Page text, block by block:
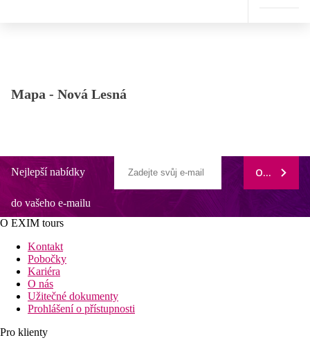
Mapa - Nová Lesná
Nejlepší nabídky
do vašeho e-mailu
ODEBÍRAT
O EXIM tours
Kontakt
Pobočky
Kariéra
O nás
Užitečné dokumenty
Prohlášení o přístupnosti
Pro klienty